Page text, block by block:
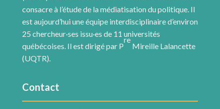
consacre à l’étude de la médiatisation du politique. Il
est aujourd’hui une équipe interdisciplinaire d’environ
25 chercheur·ses issu·es de 11 universités
québécoises. Il est dirigé par P
re
Mireille Lalancette
(UQTR).
Contact